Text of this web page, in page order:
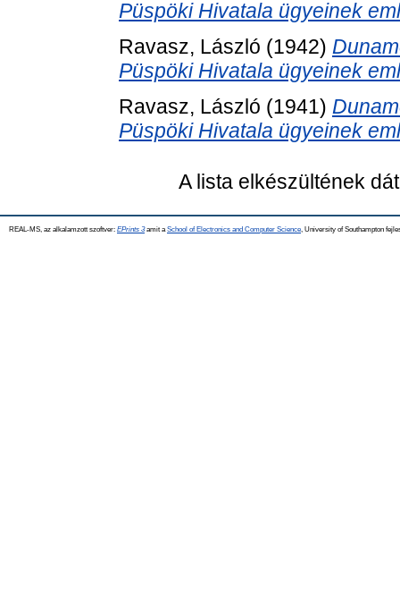
Püspöki Hivatala ügyeinek
Ravasz, László (1942)
Püspöki Hivatala ügyeinek
Ravasz, László (1941)
Püspöki Hivatala ügyeinek
A lista elkészültének
REAL-MS, az alkalamzott szoftver: EPrints 3amit a School of Electronics and Computer Science , University of Southampton